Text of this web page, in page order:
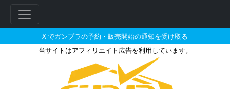
X でガンプラの予約・販売開始の通知を受け取る
当サイトはアフィリエイト広告を利用しています。
HG 1/144 ガンダムアストレイ